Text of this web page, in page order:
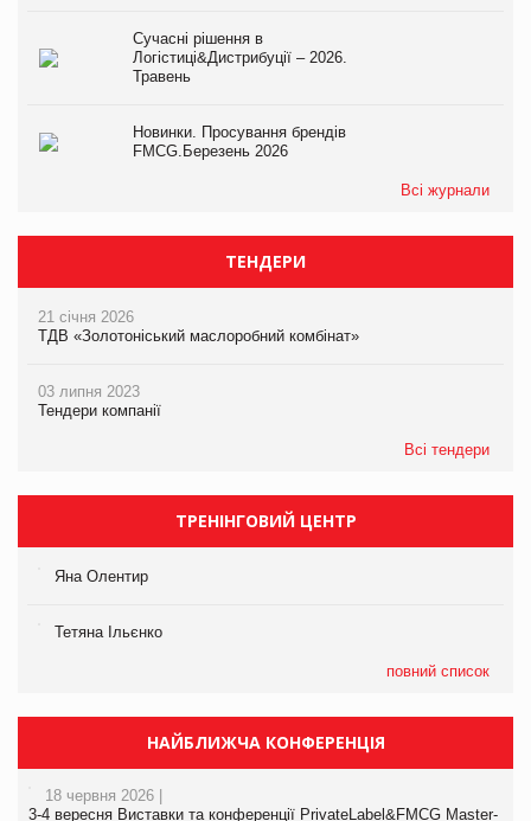
Сучасні рішення в
Логістиці&Дистрибуції – 2026.
Травень
Новинки. Просування брендів
FMCG.Березень 2026
Всі журнали
ТЕНДЕРИ
21 січня 2026
ТДВ «Золотоніський маслоробний комбінат»
03 липня 2023
Тендери компанії
Всі тендери
ТРЕНІНГОВИЙ ЦЕНТР
Яна Олентир
Тетяна Ільєнко
повний список
НАЙБЛИЖЧА КОНФЕРЕНЦІЯ
18 червня 2026 |
3-4 вересня Виставки та конференції PrivateLabel&FMCG Master-